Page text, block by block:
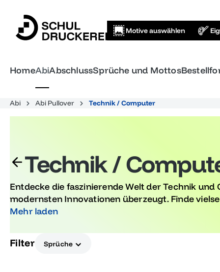
Motive auswählen
HomeAbiAbschlussSprüche und Mottos
Abi Abi Pullover Technik / Computer
Technik /
Entdecke die faszinierende Welt der Technik und
modernsten Innovationen überzeugt. Finde
Anwendung und erziele optimale Ergebnisse.
Mehr laden
Filter Sprüche